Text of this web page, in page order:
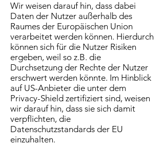
Wir weisen darauf hin, dass dabei
Daten der Nutzer außerhalb des
Raumes der Europäischen Union
verarbeitet werden können. Hierdurch
können sich für die Nutzer Risiken
ergeben, weil so z.B. die
Durchsetzung der Rechte der Nutzer
erschwert werden könnte. Im Hinblick
auf US-Anbieter die unter dem
Privacy-Shield zertifiziert sind, weisen
wir darauf hin, dass sie sich damit
verpflichten, die
Datenschutzstandards der EU
einzuhalten.